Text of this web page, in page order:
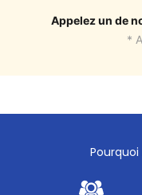
Appelez un de
*